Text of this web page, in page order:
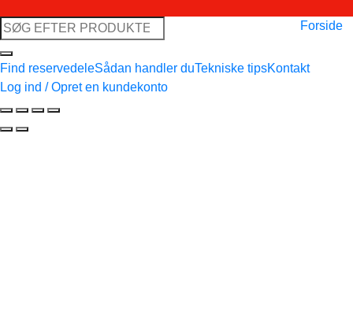
Søg
efter:
Forside
Find reservedeleSådan handler duTekniske tipsKontakt
Log ind / Opret en kundekonto